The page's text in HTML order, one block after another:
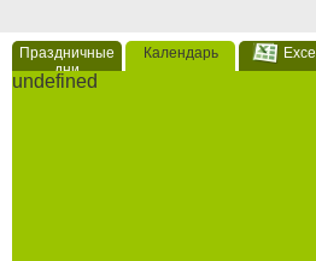
Праздничные
дни
Календарь Excel
undefined